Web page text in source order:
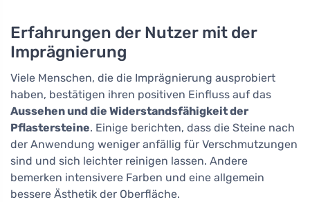
Erfahrungen der Nutzer mit der
Imprägnierung
Viele Menschen, die die Imprägnierung ausprobiert
haben, bestätigen ihren positiven Einfluss auf das
Aussehen und die Widerstandsfähigkeit der
Pflastersteine. Einige berichten, dass die Steine nach
der Anwendung weniger anfällig für Verschmutzungen
sind und sich leichter reinigen lassen. Andere
bemerken intensivere Farben und eine allgemein
bessere Ästhetik der Oberfläche.